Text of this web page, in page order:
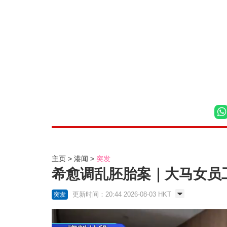
主页 港闻 突发
希愈调乱胚胎案｜大马女
突发 更新时间：20:44 2026-08-03 HKT